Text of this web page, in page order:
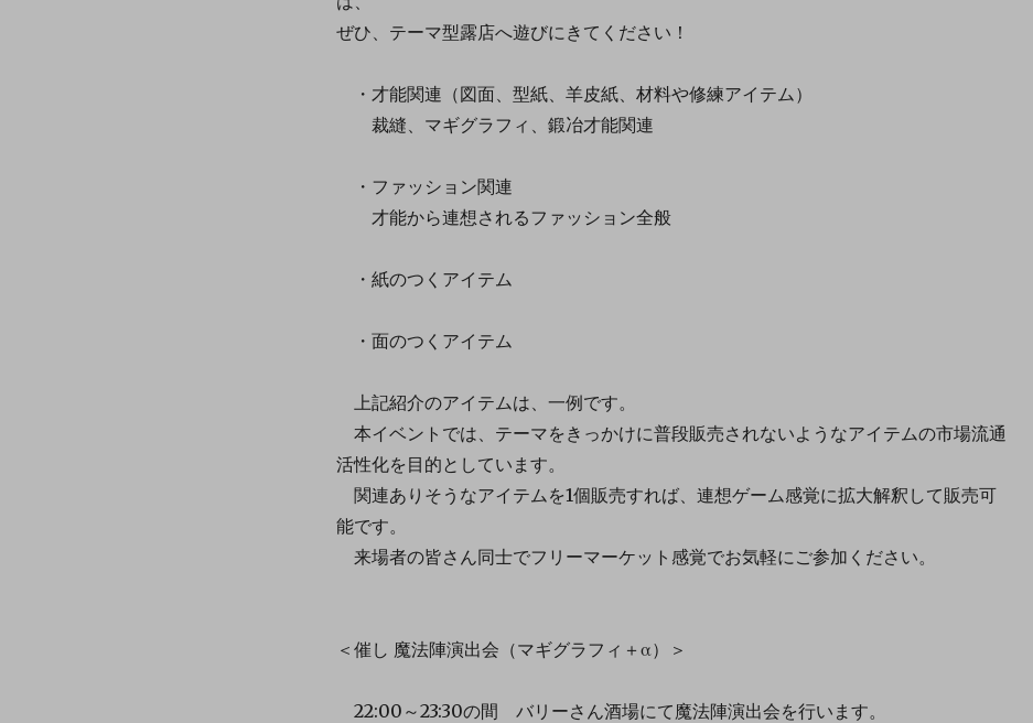
ぜひ、テーマ型露店へ遊びにきてください！
・才能関連（図面、型紙、羊皮紙、材料や修練アイテム）
裁縫、マギグラフィ、鍛冶才能関連
・ファッション関連
才能から連想されるファッション全般
・紙のつくアイテム
・面のつくアイテム
上記紹介のアイテムは、一例です。
本イベントでは、テーマをきっかけに普段販売されないようなアイテムの市場流通
活性化を目的としています。
関連ありそうなアイテムを1個販売すれば、連想ゲーム感覚に拡大解釈して販売可
能です。
来場者の皆さん同士でフリーマーケット感覚でお気軽にご参加ください。
＜催し 魔法陣演出会（マギグラフィ＋α）＞
22:00～23:30の間 バリーさん酒場にて魔法陣演出会を行います。